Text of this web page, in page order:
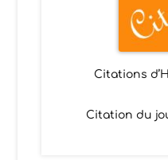
Citations
Citation du